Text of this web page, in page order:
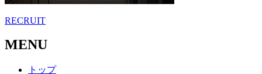
RECRUIT
MENU
トップ